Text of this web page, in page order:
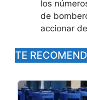
los
de
accionar
TE